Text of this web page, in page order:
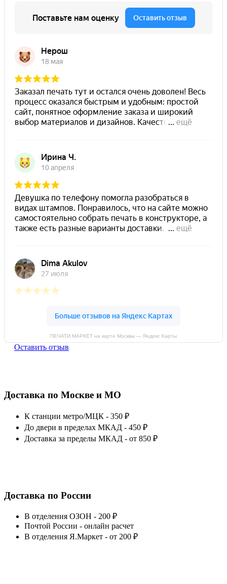
ПЕЧАТИ.МАРКЕТ на карте Москвы — Яндекс Карты
Оставить отзыв
Доставка по Москве и МО
К станции метро/МЦК - 350 ₽
До двери в пределах МКАД - 450 ₽
Доставка за пределы МКАД - от 850 ₽
Доставка по России
В отделения ОЗОН - 200 ₽
Почтой России - онлайн расчет
В отделения Я.Маркет - от 200 ₽